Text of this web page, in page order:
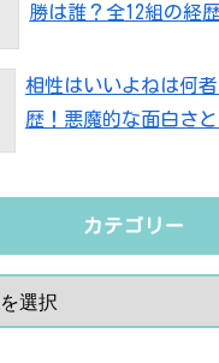
勝は誰？全12組の経
相性はいいよねは何
歴！悪魔的な面白さ
カテゴリー